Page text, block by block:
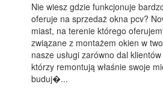
Nie wiesz gdzie funkcjonuje
oferuje na sprzedaż okna pcv?
miast, na terenie którego
związane z montażem okien w
nasze usługi zarówno dal
którzy remontują właśnie swoje
buduj�...